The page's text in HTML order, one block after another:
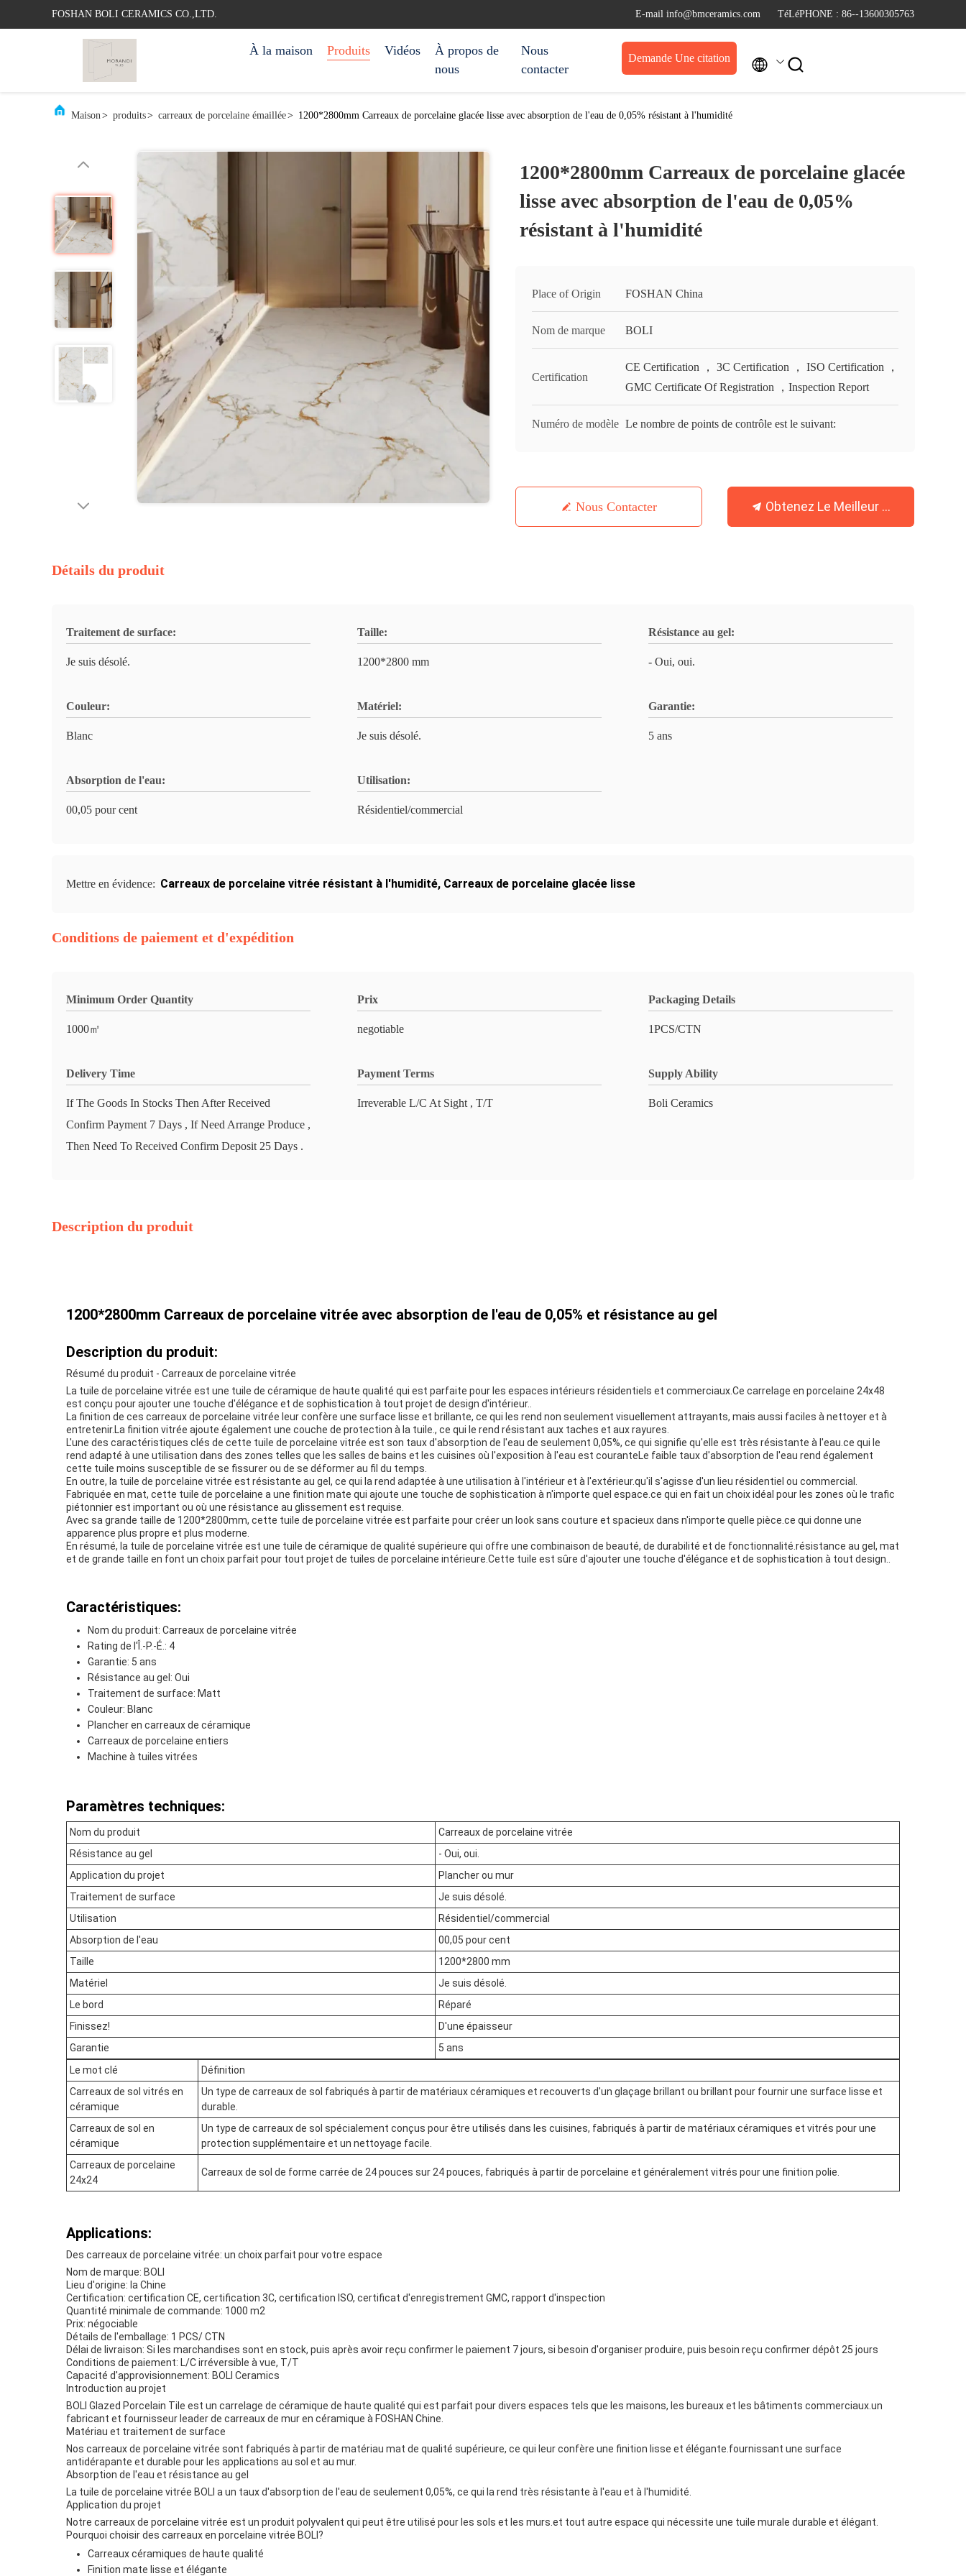
FOSHAN BOLI CERAMICS CO.,LTD. E-mail info@bmceramics.com TéLéPHONE : 86--13600305763
À la maison Produits Vidéos
À propos de
nous
Nous
contacter
Demande Une citation  
Maison> produits> carreaux de porcelaine émaillée> 1200*2800mm Carreaux de porcelaine glacée lisse avec absorption de l'eau de 0,05% résistant à l'humidité
1200*2800mm Carreaux de porcelaine glacée
lisse avec absorption de l'eau de 0,05%
résistant à l'humidité
Place of Origin FOSHAN China
Nom de marque BOLI
Certification
CE Certification ， 3C Certification ， ISO Certification ，
GMC Certificate Of Registration ，Inspection Report
Numéro de modèle Le nombre de points de contrôle est le suivant:
Nous Contacter Obtenez Le Meilleur Prix
Détails du produit
Traitement de surface:
Je suis désolé.
Taille:
1200*2800 mm
Résistance au gel:
- Oui, oui.
Couleur:
Blanc
Matériel:
Je suis désolé.
Garantie:
5 ans
Absorption de l'eau:
00,05 pour cent
Utilisation:
Résidentiel/commercial
Mettre en évidence: Carreaux de porcelaine vitrée résistant à l'humidité, Carreaux de porcelaine glacée lisse
Conditions de paiement et d'expédition
Minimum Order Quantity
1000㎡
Prix
negotiable
Packaging Details
1PCS/CTN
Delivery Time
If The Goods In Stocks Then After Received
Confirm Payment 7 Days , If Need Arrange Produce ,
Then Need To Received Confirm Deposit 25 Days .
Payment Terms
Irreverable L/C At Sight , T/T
Supply Ability
Boli Ceramics
Description du produit
1200*2800mm Carreaux de porcelaine vitrée avec absorption de l'eau de 0,05% et résistance au gel
Description du produit:
Résumé du produit - Carreaux de porcelaine vitrée
La tuile de porcelaine vitrée est une tuile de céramique de haute qualité qui est parfaite pour les espaces intérieurs résidentiels et commerciaux.Ce carrelage en porcelaine 24x48
est conçu pour ajouter une touche d'élégance et de sophistication à tout projet de design d'intérieur..
La finition de ces carreaux de porcelaine vitrée leur confère une surface lisse et brillante, ce qui les rend non seulement visuellement attrayants, mais aussi faciles à nettoyer et à
entretenir.La finition vitrée ajoute également une couche de protection à la tuile., ce qui le rend résistant aux taches et aux rayures.
L'une des caractéristiques clés de cette tuile de porcelaine vitrée est son taux d'absorption de l'eau de seulement 0,05%, ce qui signifie qu'elle est très résistante à l'eau.ce qui le
rend adapté à une utilisation dans des zones telles que les salles de bains et les cuisines où l'exposition à l'eau est couranteLe faible taux d'absorption de l'eau rend également
cette tuile moins susceptible de se fissurer ou de se déformer au fil du temps.
En outre, la tuile de porcelaine vitrée est résistante au gel, ce qui la rend adaptée à une utilisation à l'intérieur et à l'extérieur.qu'il s'agisse d'un lieu résidentiel ou commercial.
Fabriquée en mat, cette tuile de porcelaine a une finition mate qui ajoute une touche de sophistication à n'importe quel espace.ce qui en fait un choix idéal pour les zones où le trafic
piétonnier est important ou où une résistance au glissement est requise.
Avec sa grande taille de 1200*2800mm, cette tuile de porcelaine vitrée est parfaite pour créer un look sans couture et spacieux dans n'importe quelle pièce.ce qui donne une
apparence plus propre et plus moderne.
En résumé, la tuile de porcelaine vitrée est une tuile de céramique de qualité supérieure qui offre une combinaison de beauté, de durabilité et de fonctionnalité.résistance au gel, mat
et de grande taille en font un choix parfait pour tout projet de tuiles de porcelaine intérieure.Cette tuile est sûre d'ajouter une touche d'élégance et de sophistication à tout design..
Caractéristiques:
Nom du produit: Carreaux de porcelaine vitrée
Rating de l'Î.-P.-É.: 4
Garantie: 5 ans
Résistance au gel: Oui
Traitement de surface: Matt
Couleur: Blanc
Plancher en carreaux de céramique
Carreaux de porcelaine entiers
Machine à tuiles vitrées
Paramètres techniques:
Nom du produit
Carreaux de porcelaine vitrée
Résistance au gel
- Oui, oui.
Application du projet
Plancher ou mur
Traitement de surface
Je suis désolé.
Utilisation
Résidentiel/commercial
Absorption de l'eau
00,05 pour cent
Taille
1200*2800 mm
Matériel
Je suis désolé.
Le bord
Réparé
Finissez!
D'une épaisseur
Garantie
5 ans
Le mot clé
Définition
Carreaux de sol vitrés en
céramique
Un type de carreaux de sol fabriqués à partir de matériaux céramiques et recouverts d'un glaçage brillant ou brillant pour fournir une surface lisse et
durable.
Carreaux de sol en
céramique
Un type de carreaux de sol spécialement conçus pour être utilisés dans les cuisines, fabriqués à partir de matériaux céramiques et vitrés pour une
protection supplémentaire et un nettoyage facile.
Carreaux de porcelaine
24x24
Carreaux de sol de forme carrée de 24 pouces sur 24 pouces, fabriqués à partir de porcelaine et généralement vitrés pour une finition polie.
Applications:
Des carreaux de porcelaine vitrée: un choix parfait pour votre espace
Nom de marque: BOLI
Lieu d'origine: la Chine
Certification: certification CE, certification 3C, certification ISO, certificat d'enregistrement GMC, rapport d'inspection
Quantité minimale de commande: 1000 m2
Prix: négociable
Détails de l'emballage: 1 PCS/ CTN
Délai de livraison: Si les marchandises sont en stock, puis après avoir reçu confirmer le paiement 7 jours, si besoin d'organiser produire, puis besoin reçu confirmer dépôt 25 jours
Conditions de paiement: L/C irréversible à vue, T/T
Capacité d'approvisionnement: BOLI Ceramics
Introduction au projet
BOLI Glazed Porcelain Tile est un carrelage de céramique de haute qualité qui est parfait pour divers espaces tels que les maisons, les bureaux et les bâtiments commerciaux.un
fabricant et fournisseur leader de carreaux de mur en céramique à FOSHAN Chine.
Matériau et traitement de surface
Nos carreaux de porcelaine vitrée sont fabriqués à partir de matériau mat de qualité supérieure, ce qui leur confère une finition lisse et élégante.fournissant une surface
antidérapante et durable pour les applications au sol et au mur.
Absorption de l'eau et résistance au gel
La tuile de porcelaine vitrée BOLI a un taux d'absorption de l'eau de seulement 0,05%, ce qui la rend très résistante à l'eau et à l'humidité.
Application du projet
Notre carreaux de porcelaine vitrée est un produit polyvalent qui peut être utilisé pour les sols et les murs.et tout autre espace qui nécessite une tuile murale durable et élégant.
Pourquoi choisir des carreaux en porcelaine vitrée BOLI?
Carreaux céramiques de haute qualité
Finition mate lisse et élégante